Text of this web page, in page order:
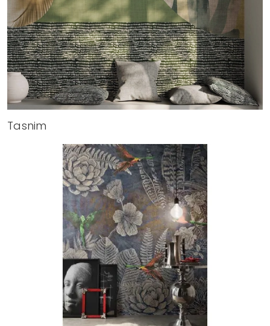
Tasnim